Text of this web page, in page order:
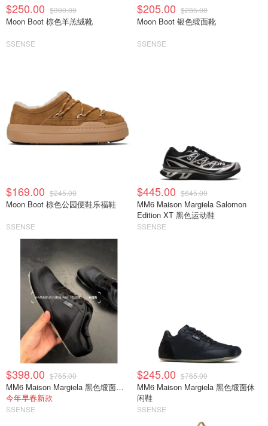
$250.00 $390.00
Moon Boot 棕色羊羔绒靴
SSENSE
$205.00 $285.00
Moon Boot 银色缎面靴
SSENSE
$169.00 $245.00
Moon Boot 棕色公园便鞋乐福鞋
SSENSE
$445.00 $645.00
MM6 Maison Margiela Salomon
Edition XT 黑色运动鞋
SSENSE
$398.00 $765.00
MM6 Maison Margiela 黑色缎面半拖运动鞋
今年早春新款
SSENSE
$245.00 $765.00
MM6 Maison Margiela 黑色缎面休
闲鞋
SSENSE